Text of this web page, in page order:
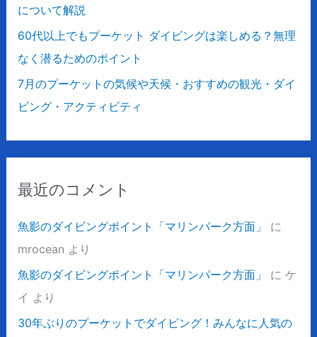
について解説
60代以上でもプーケット ダイビングは楽しめる？無理
なく潜るためのポイント
7月のプーケットの気候や天候・おすすめの観光・ダイ
ビング・アクティビティ
最近のコメント
魚影のダイビングポイント「マリンパーク方面」
に
mrocean より
魚影のダイビングポイント「マリンパーク方面」
に ケ
イ より
30年ぶりのプーケットでダイビング！みんなに人気の